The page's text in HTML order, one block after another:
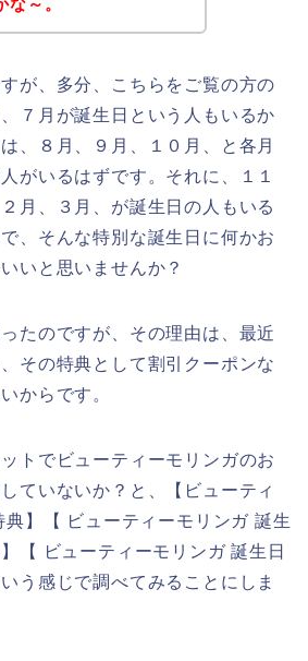
～。
が、多分、こちらをご覧の方の
７月が誕生日という人もいるか
、８月、９月、１０月、と各月
がいるはずです。それに、１１
月、３月、が誕生日の人もいる
、そんな特別な誕生日に何かお
いと思いませんか？
たのですが、その理由は、最近
その特典として割引クーポンな
からです。
トでビューティーモリンガのお
ていないか？と、【ビューティ
】【 ビューティーモリンガ 誕生
【 ビューティーモリンガ 誕生日
う感じで調べてみることにしま